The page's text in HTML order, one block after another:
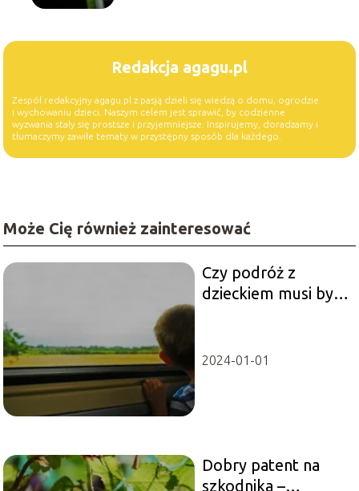
Redakcja agagu.pl
Zespół redakcyjny agagu.pl z pasją dzieli się wiedzą o domu, ogrodzie
i wychowaniu dzieci. Naszym celem jest sprawić, by codzienne
wyzwania stały się prostsze i przyjemniejsze. Inspirujemy, doradzamy i
tłumaczymy zawiłe tematy w przystępny sposób dla każdego.
Może Cię również zainteresować
Czy podróż z
dzieckiem musi być
2024-01-01
Dobry patent na
szkodnika –